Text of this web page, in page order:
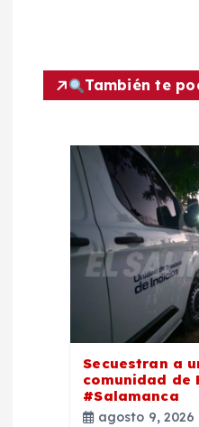
d
También te
Secuestran a
comunidad de
#Salamanca
agosto 9, 2026